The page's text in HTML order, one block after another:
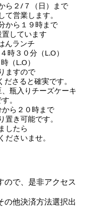
ら２/７（日）まで
営業します。
から１９時まで
しています
んランチ
時３０分（L.O）
（L.O）
ますので
さると確実です。
瓶入りチーズケーキ
。
ら２０時まで
き可能です。
したら
さいませ。
ので、是非アクセス
他決済方法選択出